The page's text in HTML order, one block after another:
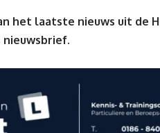
het laatste nieuws uit de